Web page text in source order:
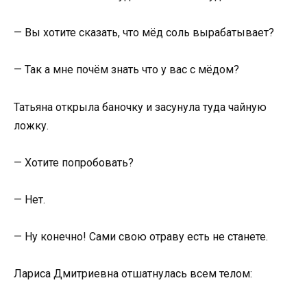
— Вы хотите сказать, что мёд соль вырабатывает?
— Так а мне почём знать что у вас с мёдом?
Татьяна открыла баночку и засунула туда чайную
ложку.
— Хотите попробовать?
— Нет.
— Ну конечно! Сами свою отраву есть не станете.
Лариса Дмитриевна отшатнулась всем телом: